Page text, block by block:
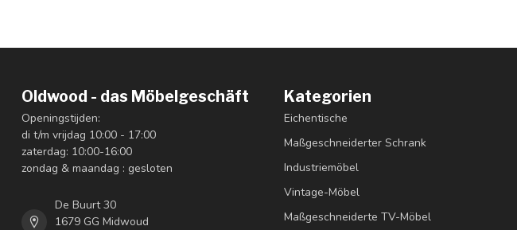
Oldwood - das Möbelgeschäft
Openingstijden:
di t/m vrijdag 10:00 - 17:00
zaterdag: 10:00-16:00
zondag & maandag : gesloten
De Buurt 30
1679 GG Midwoud
Kategorien
Eichentische
Maßgeschneiderter Schrank
Industriemöbel
Vintage-Möbel
Maßgeschneiderte TV-Möbel